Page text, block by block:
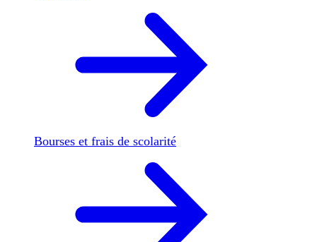
Bourses et frais de scolarité